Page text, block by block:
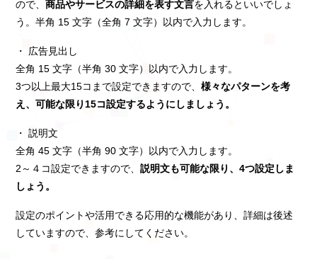
ので、商品やサービスの詳細を表す文言を入れるといいでしょ
う。半角 15 文字（全角 7 文字）以内で入力します。
・ 広告見出し
全角 15 文字（半角 30 文字）以内で入力します。
3つ以上最大15コまで設定できますので、様々なパターンを考
え、可能な限り15コ設定するようにしましょう。
・ 説明文
全角 45 文字（半角 90 文字）以内で入力します。
2～４コ設定できますので、説明文も可能な限り、4つ設定しま
しょう。
設定のポイントや活用できる応用的な機能があり、詳細は後述
していますので、参考にしてください。